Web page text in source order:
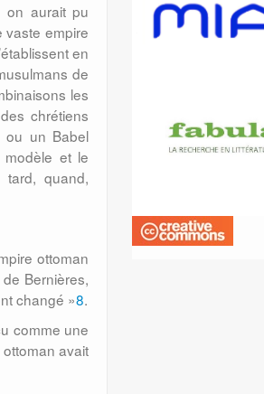
on aurait pu
vaste empire
en
de
les
chrétiens
ou un Babel
et le
quand,
ottoman
Bernières,
changé »8.
comme une
avait